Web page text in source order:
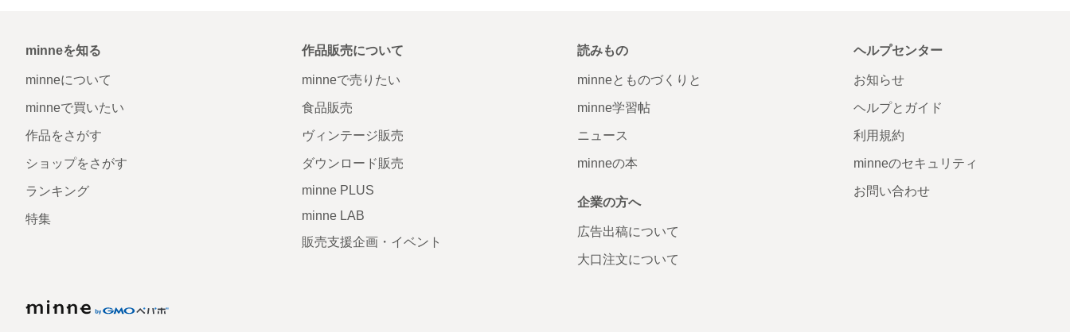
minneを知る
minneについて
minneで買いたい
作品をさがす
ショップをさがす
ランキング
特集
作品販売について
minneで売りたい
食品販売
ヴィンテージ販売
ダウンロード販売
minne PLUS
minne LAB
販売支援企画・イベント
読みもの
minneとものづくりと
minne学習帖
ニュース
minneの本
企業の方へ
広告出稿について
大口注文について
ヘルプセンター
お知らせ
ヘルプとガイド
利用規約
minneのセキュリティ
お問い合わせ